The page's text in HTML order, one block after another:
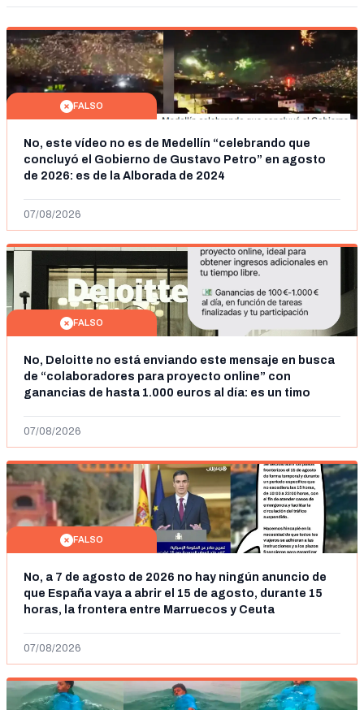
FALSO
No, este vídeo no es de Medellín “celebrando que
concluyó el Gobierno de Gustavo Petro” en agosto
de 2026: es de la Alborada de 2024
07/08/2026
FALSO
No, Deloitte no está enviando este mensaje en busca
de “colaboradores para proyecto online” con
ganancias de hasta 1.000 euros al día: es un timo
07/08/2026
FALSO
No, a 7 de agosto de 2026 no hay ningún anuncio de
que España vaya a abrir el 15 de agosto, durante 15
horas, la frontera entre Marruecos y Ceuta
07/08/2026